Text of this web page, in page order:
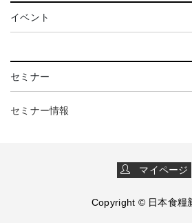
イベント
セミナー
セミナー情報
マイページ
Copyright © 日本食糧